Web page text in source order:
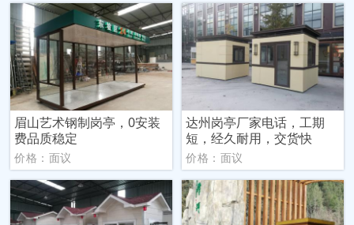
眉山艺术钢制岗亭，0安装
费品质稳定
价格：面议
达州岗亭厂家电话，工期
短，经久耐用，交货快
价格：面议